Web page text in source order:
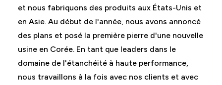
et nous fabriquons des produits aux États-Unis et
en Asie. Au début de l'année, nous avons annoncé
des plans et posé la première pierre d'une nouvelle
usine en Corée. En tant que leaders dans le
domaine de l'étanchéité à haute performance,
nous travaillons à la fois avec nos clients et avec